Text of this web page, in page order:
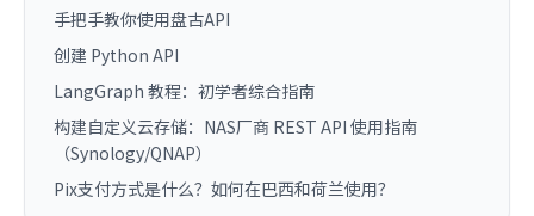
手把手教你使用盘古API
创建 Python API
LangGraph 教程：初学者综合指南
构建自定义云存储：NAS厂商 REST API 使用指南
（Synology/QNAP）
Pix支付方式是什么？如何在巴西和荷兰使用？